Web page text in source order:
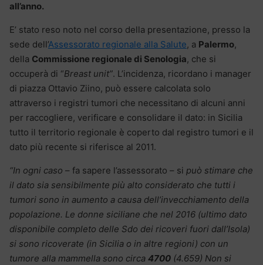
all’anno.
E’ stato reso noto nel corso della presentazione, presso la
sede dell’Assessorato regionale alla Salute, a Palermo,
della Commissione regionale di Senologia, che si
occuperà di “Breast unit”. L’incidenza, ricordano i manager
di piazza Ottavio Ziino, può essere calcolata solo
attraverso i registri tumori che necessitano di alcuni anni
per raccogliere, verificare e consolidare il dato: in Sicilia
tutto il territorio regionale è coperto dal registro tumori e il
dato più recente si riferisce al 2011.
“In ogni caso – fa sapere l’assessorato – si può stimare che
il dato sia sensibilmente più alto considerato che tutti i
tumori sono in aumento a causa dell’invecchiamento della
popolazione. Le donne siciliane che nel 2016 (ultimo dato
disponibile completo delle Sdo dei ricoveri fuori dall’Isola)
si sono ricoverate (in Sicilia o in altre regioni) con un
tumore alla mammella sono circa 4700 (4.659) Non si